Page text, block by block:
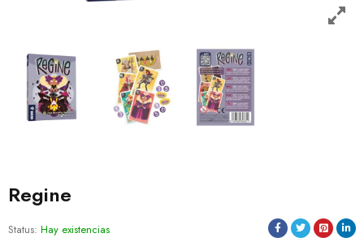
Regine
Status: Hay existencias